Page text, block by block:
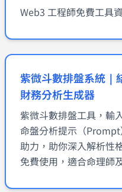
Web3 工程師免費工具
紫微斗數排盤系統｜
財務分析生成器
紫微斗數排盤工具，輸
命盤分析提示（
助力，助你深入解析性
免費使用，適合命理師